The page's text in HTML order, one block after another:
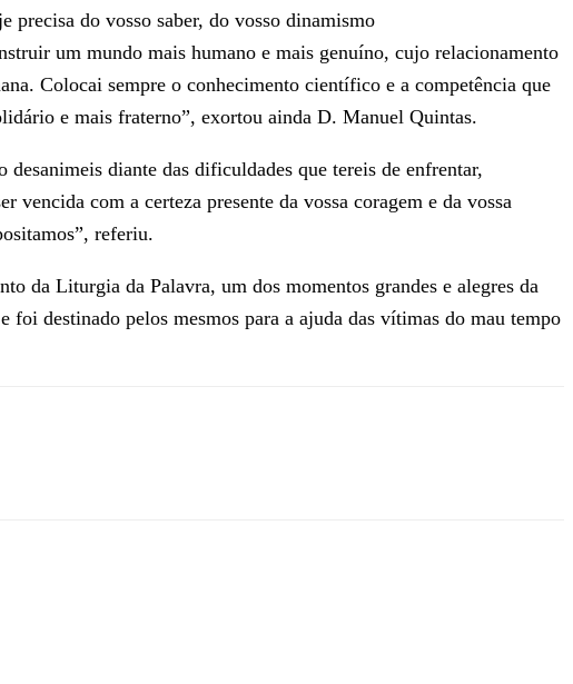
precisa do vosso saber, do vosso dinamismo
um mundo mais humano e mais genuíno, cujo relacionamento
Colocai sempre o conhecimento científico e a competência que
e mais fraterno”, exortou ainda D. Manuel Quintas.
diante das dificuldades que tereis de enfrentar,
com a certeza presente da vossa coragem e da vossa
referiu.
da Liturgia da Palavra, um dos momentos grandes e alegres da
destinado pelos mesmos para a ajuda das vítimas do mau tempo